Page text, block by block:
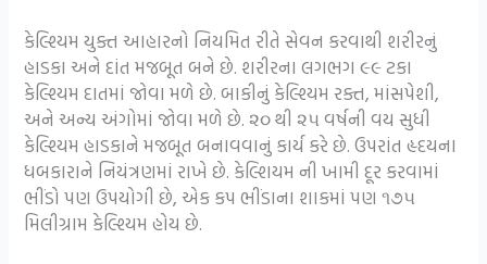
કેલ્શ્યિમ યુક્ત આહારનો નિયમિત રીતે સેવન કરવાથી શરીરનું
હાડકા અને દાંત મજબૂત બને છે. શરીરના લગભગ ૯૯ ટકા
કેલ્શ્યિમ દાતમાં જોવા મળે છે. બાકીનું કેલ્શ્યિમ રક્ત, માંસપેશી,
અને અન્ય અંગોમાં જોવા મળે છે. ૨૦ થી ૨૫ વર્ષની વય સુધી
કેલ્શ્યિમ હાડકાને મજબૂત બનાવવાનું કાર્ય કરે છે. ઉપરાંત હૃદયના
ધબકારાને નિયંત્રણમાં રાખે છે. કેલ્શિયમ ની ખામી દૂર કરવામાં
ભીંડો પણ ઉપયોગી છે, એક કપ ભીંડાના શાકમાં પણ ૧૭૫
મિલીગ્રામ કેલ્શ્યિમ હોય છે.